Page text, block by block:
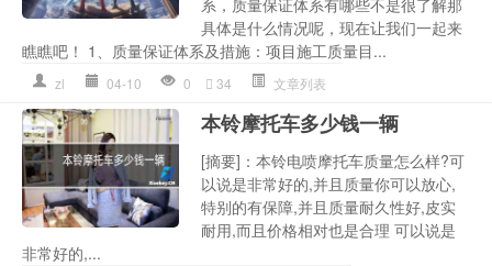
系，质量保证体系有哪些不是很了解那
具体是什么情况呢，现在让我们一起来
瞧瞧吧！ 1、质量保证体系及措施：项目施工质量目...
zl 04-10 0 34 文章列表
本铃摩托车多少钱一辆
[摘要]：本铃电喷摩托车质量怎么样?可
以说是非常好的,并且质量你可以放心,
特别的有保障,并且质量耐久性好,皮实
耐用,而且价格相对也是合理 可以说是
非常好的,...